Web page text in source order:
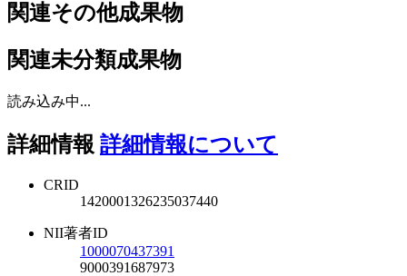
関連その他成果物
関連未分類成果物
読み込み中...
詳細情報 詳細情報について
CRID
1420001326235037440
NII著者ID
1000070437391
9000391687973